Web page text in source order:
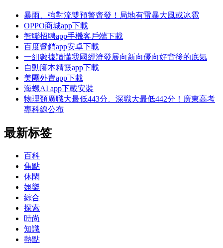
暴雨、強對流雙預警齊發！局地有雷暴大風或冰雹
OPPO商城app下載
智聯招聘app手機客戶端下載
百度營銷app安卓下載
一組數據讀懂我國經濟發展向新向優向好背後的底氣
自動腳本精靈app下載
美團外賣app下載
海螺AI app下載安裝
物理類廣職大最低443分、深職大最低442分！廣東高考
專科線公布
最新标签
百科
焦點
休閑
娛樂
綜合
探索
時尚
知識
熱點